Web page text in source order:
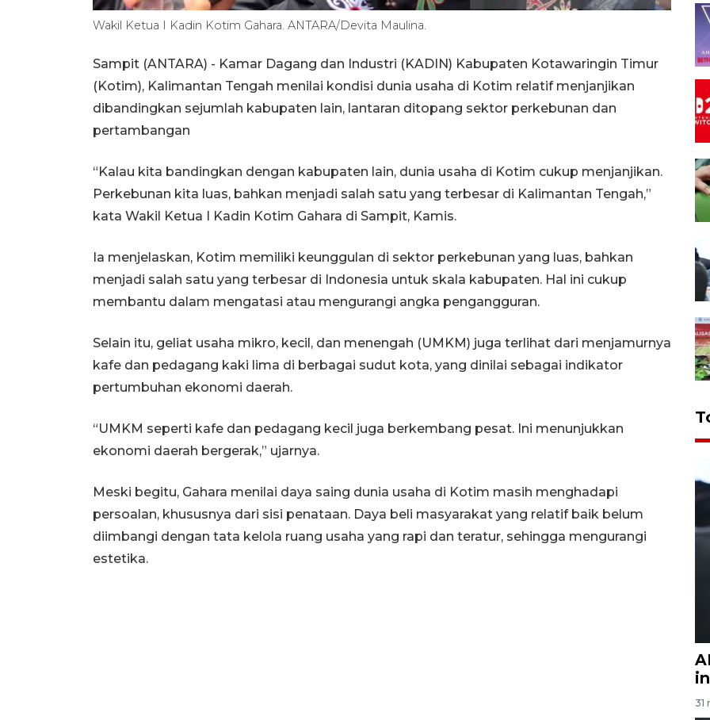
Wakil Ketua I Kadin Kotim Gahara. ANTARA/Devita Maulina.
Sampit (ANTARA) - Kamar Dagang dan Industri (KADIN) Kabupaten Kotawaringin Timur
(Kotim), Kalimantan Tengah menilai kondisi dunia usaha di Kotim relatif menjanjikan
dibandingkan sejumlah kabupaten lain, lantaran ditopang sektor perkebunan dan
pertambangan
“Kalau kita bandingkan dengan kabupaten lain, dunia usaha di Kotim cukup menjanjikan.
Perkebunan kita luas, bahkan menjadi salah satu yang terbesar di Kalimantan Tengah,”
kata Wakil Ketua I Kadin Kotim Gahara di Sampit, Kamis.
Ia menjelaskan, Kotim memiliki keunggulan di sektor perkebunan yang luas, bahkan
menjadi salah satu yang terbesar di Indonesia untuk skala kabupaten. Hal ini cukup
membantu dalam mengatasi atau mengurangi angka pengangguran.
Selain itu, geliat usaha mikro, kecil, dan menengah (UMKM) juga terlihat dari menjamurnya
kafe dan pedagang kaki lima di berbagai sudut kota, yang dinilai sebagai indikator
pertumbuhan ekonomi daerah.
“UMKM seperti kafe dan pedagang kecil juga berkembang pesat. Ini menunjukkan
ekonomi daerah bergerak,” ujarnya.
Meski begitu, Gahara menilai daya saing dunia usaha di Kotim masih menghadapi
persoalan, khususnya dari sisi penataan. Daya beli masyarakat yang relatif baik belum
diimbangi dengan tata kelola ruang usaha yang rapi dan teratur, sehingga mengurangi
estetika.
31